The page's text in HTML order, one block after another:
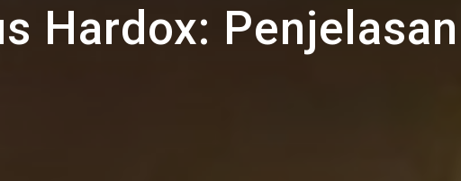
Hardox: